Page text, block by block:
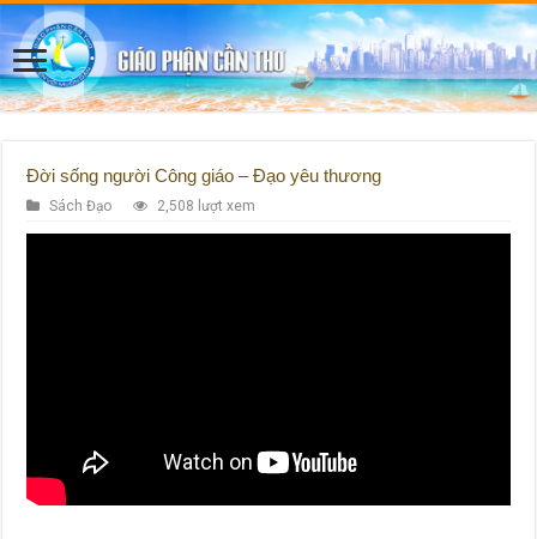
Đời sống người Công giáo – Đạo yêu thương
Sách Đạo 2,508 lượt xem